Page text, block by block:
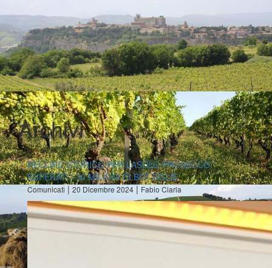
Archivi
RECORD STORICO PER L’ASOLO PROSECCO:
SUPERATI I 30 MILIONI DI BOTTIGLIE
Comunicati | 20 Dicembre 2024 | Fabio Ciarla